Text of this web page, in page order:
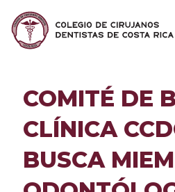
COMITÉ DE
CLÍNICA
BUSCA